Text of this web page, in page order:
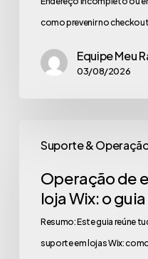
como prevenir no
Equipe Meu
03/08/2026
Suporte &
Operação de
loja Wix: o
Resumo: Este guia reúne
suporte em lojas Wix: